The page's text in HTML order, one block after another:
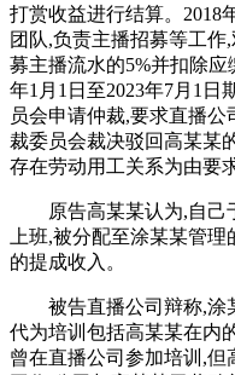
打赏收益进行结算。2018
团队,负责主播招募等工
募主播流水的5%并扣除应
年1月1日至2023年7月1日
员会申请仲裁,要求直播公
裁委员会裁决驳回高某某
存在劳动用工关系为由要
原告高某某认为,自己
上班,被分配至涂某某管
的提成收入。
被告直播公司辩称,涂
代为培训包括高某某在内
曾在直播公司参加培训,但